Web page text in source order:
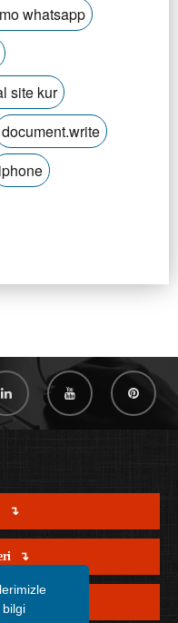
bilgi
whatsapp
site kur
document.write
iphone